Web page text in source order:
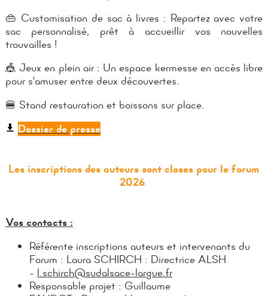
👜 Customisation de sac à livres : Repartez avec votre
sac personnalisé, prêt à accueillir vos nouvelles
trouvailles !
🎪 Jeux en plein air : Un espace kermesse en accès libre
pour s'amuser entre deux découvertes.
🍔 Stand restauration et boissons sur place.
Dossier de presse
Les inscriptions des auteurs sont closes pour le forum
2026
Vos contacts :
Référente inscriptions auteurs et intervenants du
Forum : Laura SCHIRCH : Directrice ALSH
- l.schirch@sudalsace-largue.fr
Responsable projet : Guillaume